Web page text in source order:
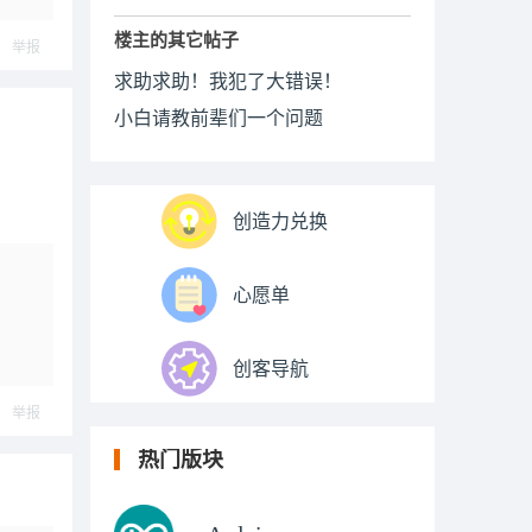
举报
举报
楼主的其它帖子
求助求助！我犯了大错误！
小白请教前辈们一个问题
创造力兑换
心愿单
创客导航
热门版块